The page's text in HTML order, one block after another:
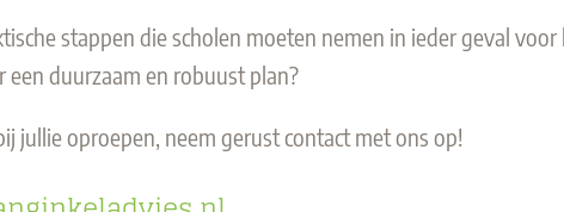
stappen die scholen moeten nemen in ieder geval voor
een duurzaam en robuustplan?
jullie oproepen, neem gerust contact met ons op!